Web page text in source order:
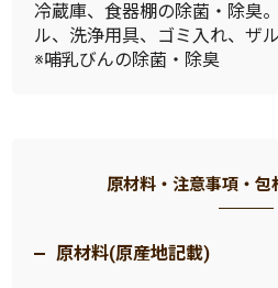
冷蔵庫、食器棚の除菌・除臭
ル、洗浄用具、ゴミ入れ、ザ
※哺乳びんの除菌・除臭
原材料・注意事項・包
原材料(原産地記載)